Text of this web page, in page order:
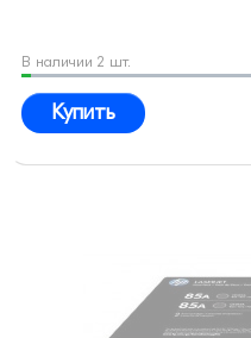
В наличии 2 шт.
Купить